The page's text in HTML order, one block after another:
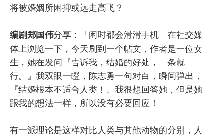
将被婚姻所困抑或远走高飞？
编剧郑国伟分享：「闲时都会滑滑手机，在社交媒
体上浏览一下，今天刷到一个帖文，作者是一位女
生，她在发问『告诉我，结婚的好处，一条就
行。』我双眼一瞪，陈志勇一句对白，瞬间弹出，
『结婚根本不适合人类！』我很想回答她，但是她
跟我的想法一样，所以没有必要回应！
有一派理论是这样对比人类与其他动物的分别，人